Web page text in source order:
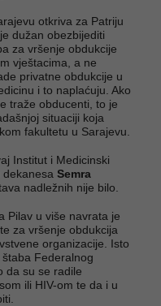
otkriva za Patriju
dužan obezbijediti
za vršenje obdukcije
vještacima, a ne
privatne obdukcije u
i to naplaćuju. Ako
traže obducenti, to je
situaciji koja
fakultetu u Sarajevu.
Institut i Medicinski
Semra
nadležnih nije bilo.
Pilav u više navrata je
za vršenje obdukcija
organizacije. Isto
Federalnog
da su se radile
ili HIV-om te da i u